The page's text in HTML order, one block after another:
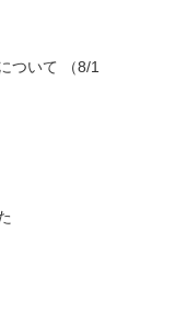
ついて （8/1